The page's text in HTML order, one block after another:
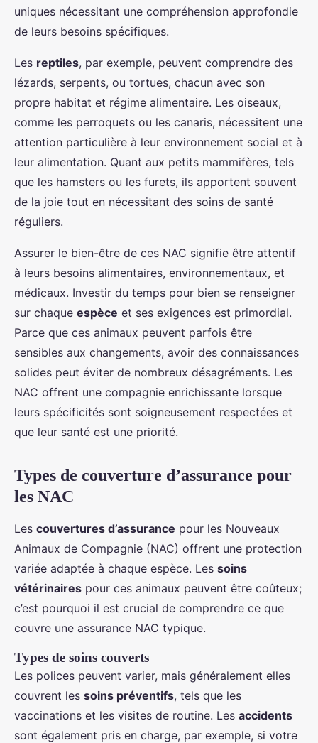
uniques nécessitant une compréhension approfondie
de leurs besoins spécifiques.
Les reptiles, par exemple, peuvent comprendre des
lézards, serpents, ou tortues, chacun avec son
propre habitat et régime alimentaire. Les oiseaux,
comme les perroquets ou les canaris, nécessitent une
attention particulière à leur environnement social et à
leur alimentation. Quant aux petits mammifères, tels
que les hamsters ou les furets, ils apportent souvent
de la joie tout en nécessitant des soins de santé
réguliers.
Assurer le bien-être de ces NAC signifie être attentif
à leurs besoins alimentaires, environnementaux, et
médicaux. Investir du temps pour bien se renseigner
sur chaque espèce et ses exigences est primordial.
Parce que ces animaux peuvent parfois être
sensibles aux changements, avoir des connaissances
solides peut éviter de nombreux désagréments. Les
NAC offrent une compagnie enrichissante lorsque
leurs spécificités sont soigneusement respectées et
que leur santé est une priorité.
Types de couverture d’assurance pour
les NAC
Les couvertures d’assurance pour les Nouveaux
Animaux de Compagnie (NAC) offrent une protection
variée adaptée à chaque espèce. Les soins
vétérinaires pour ces animaux peuvent être coûteux;
c’est pourquoi il est crucial de comprendre ce que
couvre une assurance NAC typique.
Types de soins couverts
Les polices peuvent varier, mais généralement elles
couvrent les soins préventifs, tels que les
vaccinations et les visites de routine. Les accidents
sont également pris en charge, par exemple, si votre